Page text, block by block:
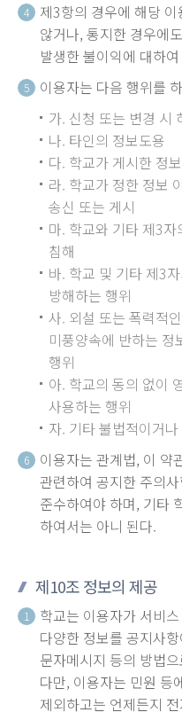
4
제3항의 경우에 해당
않거나, 통지한 경우에
발생한 불이익에 대하
5
이용자는 다음 행위를
가. 신청 또는 변경 시
나. 타인의 정보도용
다. 학교가 게시한 정
라. 학교가 정한 정보
송신 또는 게시
마. 학교와 기타 제3
침해
바. 학교 및 기타 제3
방해하는 행위
사. 외설 또는 폭력적
미풍양속에 반하는
행위
아. 학교의 동의 없이
사용하는 행위
자. 기타 불법적이거
6
이용자는 관계법, 이 약
관련하여 공지한 주의
준수하여야 하며, 기타
하여서는 아니 된다.
제10조 정보의 제공
1
학교는 이용자가 서비
다양한 정보를 공지사
문자메시지 등의 방법
다만, 이용자는 민원 등
제외하고는 언제든지